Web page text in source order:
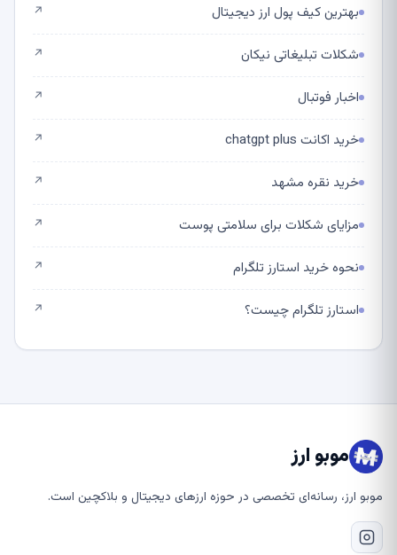
بهترین کیف پول ارز دیجیتال ↗
شکلات تبلیغاتی نیکان ↗
اخبار فوتبال ↗
خرید اکانت chatgpt plus ↗
خرید نقره مشهد ↗
مزایای شکلات برای سلامتی پوست ↗
نحوه خرید استارز تلگرام ↗
استارز تلگرام چیست؟ ↗
موبو ارز
موبو ارز، رسانه‌ای تخصصی در حوزه ارزهای دیجیتال و بلاکچین است.